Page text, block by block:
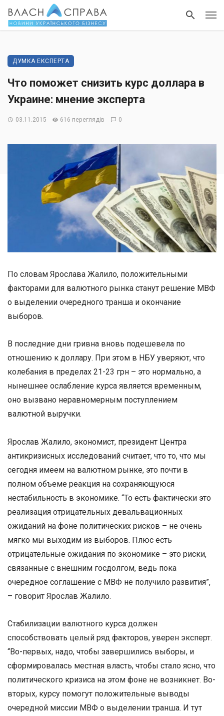
ДУМКА ЕКСПЕРТА
Что поможет снизить курс доллара в
Украине: мнение эксперта
03.11.2015 616 переглядів 0
По словам Ярослава Жалило, положительными
факторами для валютного рынка станут решение МВФ
о выделении очередного транша и окончание
выборов.
В последние дни гривна вновь подешевела по
отношению к доллару. При этом в НБУ уверяют, что
колебания в пределах 21-23 грн – это нормально, а
нынешнее ослабление курса является временным,
оно вызвано неравномерным поступлением
валютной выручки.
Ярослав Жалило, экономист, президент Центра
антикризисных исследований считает, что то, что мы
сегодня имеем на валютном рынке, это почти в
полном объеме реакция на сохраняющуюся
нестабильность в экономике. “То есть фактически это
реализация отрицательных девальвационных
ожиданий на фоне политических рисков – не очень
мягко мы выходим из выборов. Плюс есть
отрицательные ожидания по экономике – это риски,
связанные с внешним госдолгом, ведь пока
очередное соглашение с МВФ не получило развития”,
– говорит Ярослав Жалило.
Стабилизации валютного курса должен
способствовать целый ряд факторов, уверен эксперт.
“Во-первых, надо, чтобы завершились выборы, и
сформировалась местная власть, чтобы стало ясно, что
политического кризиса на этом фоне не возникнет. Во-
вторых, курсу помогут положительные выводы
очередной миссии МВФ о выделении транша. И тут